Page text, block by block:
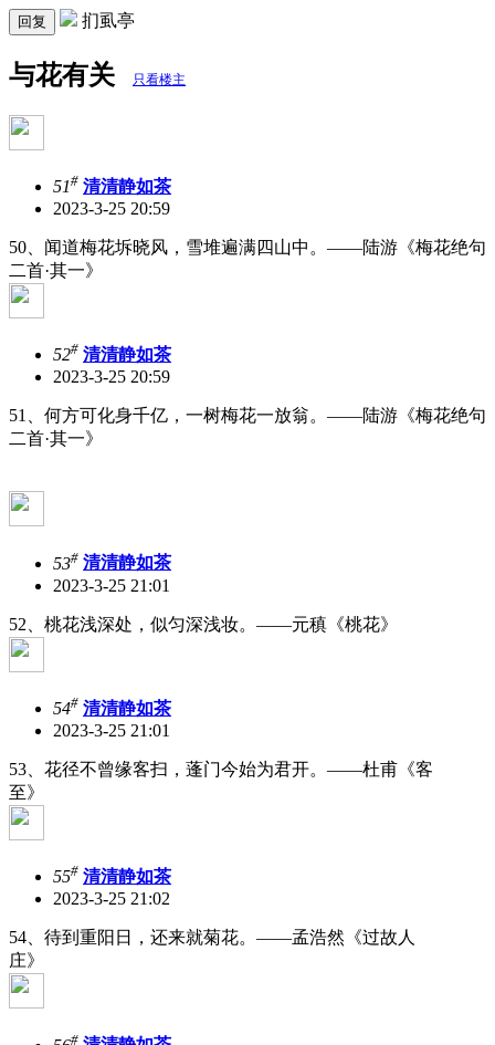
回复 扪虱亭
与花有关 只看楼主
51# 清清静如茶
2023-3-25 20:59
50、闻道梅花坼晓风，雪堆遍满四山中。——陆游《梅花绝句
二首·其一》
52# 清清静如茶
2023-3-25 20:59
51、何方可化身千亿，一树梅花一放翁。——陆游《梅花绝句
二首·其一》
53# 清清静如茶
2023-3-25 21:01
52、桃花浅深处，似匀深浅妆。——元稹《桃花》
54# 清清静如茶
2023-3-25 21:01
53、花径不曾缘客扫，蓬门今始为君开。——杜甫《客
至》
55# 清清静如茶
2023-3-25 21:02
54、待到重阳日，还来就菊花。——孟浩然《过故人
庄》
#